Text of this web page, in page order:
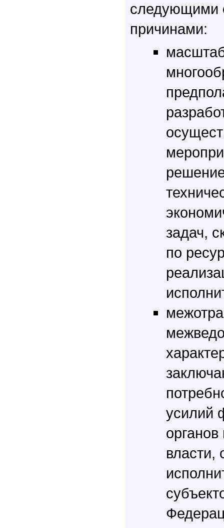
следующими
причинами:
задач,
по
усилий
власти,